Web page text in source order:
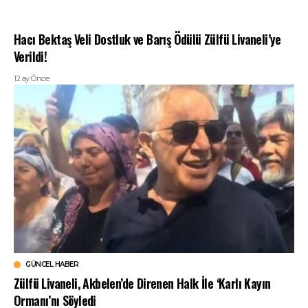
Hacı Bektaş Veli Dostluk ve Barış Ödülü Zülfü Livaneli’ye
Verildi!
12 ay Önce
GÜNCEL HABER
Zülfü Livaneli, Akbelen’de Direnen Halk İle ‘Karlı Kayın
Ormanı’nı Söyledi